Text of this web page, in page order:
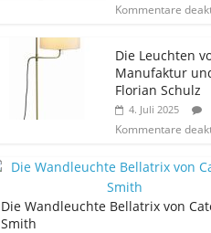
Kommentare
Die Leuchten
Manufaktur
Florian Schulz
4. Juli 2025
Kommentare
Die Wandleuchte Bellatrix von
Smith